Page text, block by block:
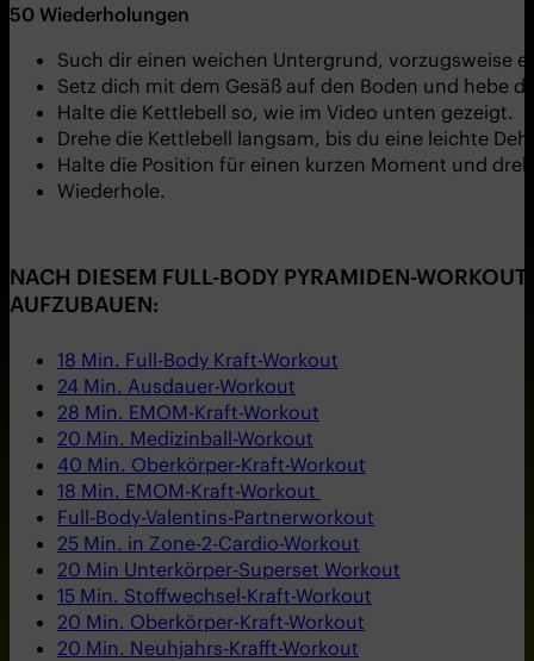
50 Wiederholungen
Such dir einen weichen Untergrund, vorzugsweise
Setz dich mit dem Gesäß auf den Boden und hebe
Halte die Kettlebell so, wie im Video unten gezeigt.
Drehe die Kettlebell langsam, bis du eine leichte
Halte die Position für einen kurzen Moment und
Wiederhole.
NACH DIESEM FULL-BODY PYRAMIDEN-
AUFZUBAUEN:
18 Min. Full-Body Kraft-Workout
24 Min. Ausdauer-Workout
28 Min. EMOM-Kraft-Workout
20 Min. Medizinball-Workout
40 Min. Oberkörper-Kraft-Workout
18 Min. EMOM-Kraft-Workout
Full-Body-Valentins-Partnerworkout
25 Min. in Zone-2-Cardio-Workout
20 Min Unterkörper-Superset Workout
15 Min. Stoffwechsel-Kraft-Workout
20 Min. Oberkörper-Kraft-Workout
20 Min. Neuhjahrs-Krafft-Workout